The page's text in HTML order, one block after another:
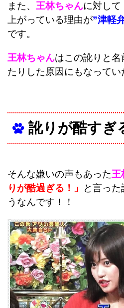
また、 王林ちゃんに対して
上がっている理由が”津軽
です。
王林ちゃんはこの訛りと
たりした原因にもなってい
訛りが酷すぎ
そんな嫌いの声もあった王
りが酷過ぎる！」
と言っ
うなんです！！